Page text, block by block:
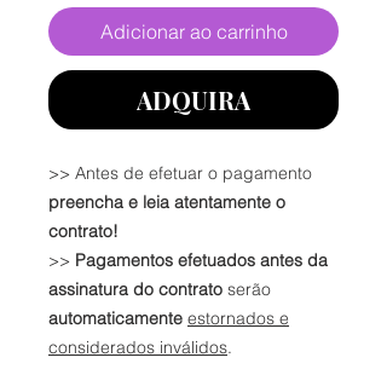
Adicionar ao carrinho
ADQUIRA
>> Antes de efetuar o pagamento
preencha e leia atentamente o
contrato!
>> Pagamentos efetuados antes da
assinatura do contrato serão
automaticamente estornados e
considerados inválidos.